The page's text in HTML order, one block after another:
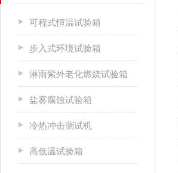
可程式恒温试验箱
步入式环境试验箱
淋雨紫外老化燃烧试验箱
盐雾腐蚀试验箱
冷热冲击测试机
高低温试验箱